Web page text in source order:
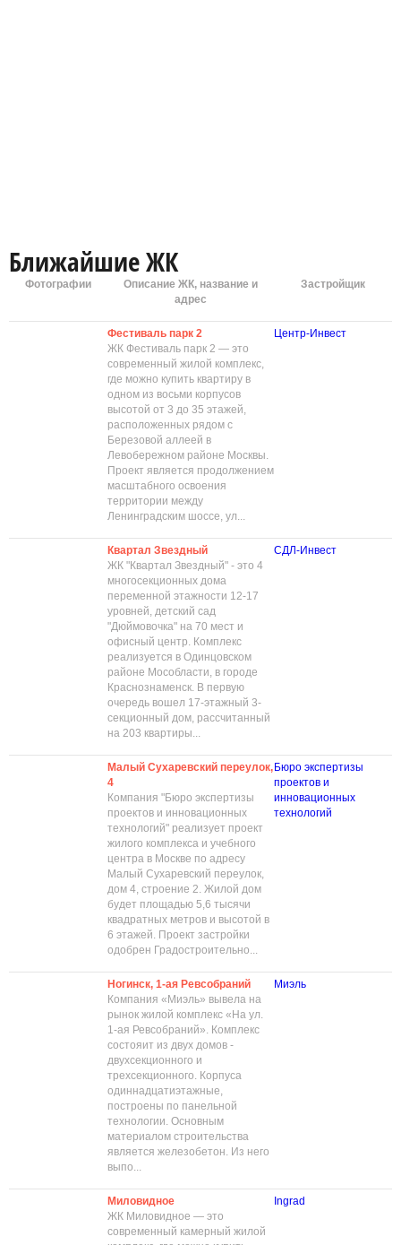
Ближайшие ЖК
Фотографии
Описание ЖК, название и
адрес
Застройщик
Фестиваль парк 2
ЖК Фестиваль парк 2 — это
современный жилой комплекс,
где можно купить квартиру в
одном из восьми корпусов
высотой от 3 до 35 этажей,
расположенных рядом с
Березовой аллеей в
Левобережном районе Москвы.
Проект является продолжением
масштабного освоения
территории между
Ленинградским шоссе, ул...
Центр-Инвест
Квартал Звездный
ЖК "Квартал Звездный" - это 4
многосекционных дома
переменной этажности 12-17
уровней, детский сад
"Дюймовочка" на 70 мест и
офисный центр. Комплекс
реализуется в Одинцовском
районе Мособласти, в городе
Краснознаменск. В первую
очередь вошел 17-этажный 3-
секционный дом, рассчитанный
на 203 квартиры...
СДЛ-Инвест
Малый Сухаревский переулок,
4
Компания "Бюро экспертизы
проектов и инновационных
технологий" реализует проект
жилого комплекса и учебного
центра в Москве по адресу
Малый Сухаревский переулок,
дом 4, строение 2. Жилой дом
будет площадью 5,6 тысячи
квадратных метров и высотой в
6 этажей. Проект застройки
одобрен Градостроительно...
Бюро экспертизы
проектов и
инновационных
технологий
Ногинск, 1-ая Ревсобраний
Компания «Миэль» вывела на
рынок жилой комплекс «На ул.
1-ая Ревсобраний». Комплекс
состояит из двух домов -
двухсекционного и
трехсекционного. Корпуса
одиннадцатиэтажные,
построены по панельной
технологии. Основным
материалом строительства
является железобетон. Из него
выпо...
Миэль
Миловидное
ЖК Миловидное — это
современный камерный жилой
Ingrad